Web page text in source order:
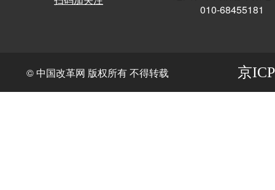
010-68455181
© 中国改革网 版权所有 不得转载 京